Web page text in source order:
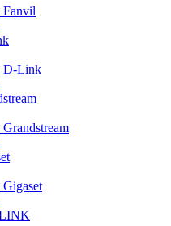
D-Link